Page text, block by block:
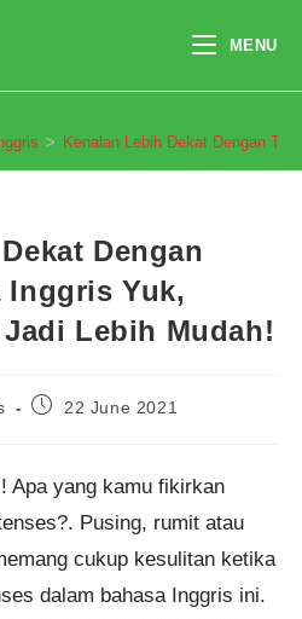
MENU
> Kenalan Lebih Dekat Dengan
Dengan
Inggris Yuk,
Lebih Mudah!
Post22 June 2021
Apa yang kamu fikirkan
Pusing, rumit atau
cukup kesulitan ketika
dalam bahasa Inggris ini.